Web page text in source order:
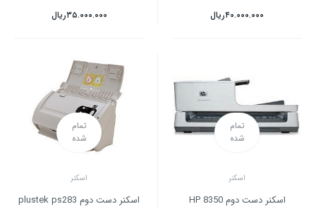
ریال۴۰.۰۰۰.۰۰۰ ریال۳۵.۰۰۰.۰۰۰
تمام
شده
اسکنر
اسکنر دست دوم HP 8350
تمام
شده
اسکنر
اسکنر دست دوم plustek ps283